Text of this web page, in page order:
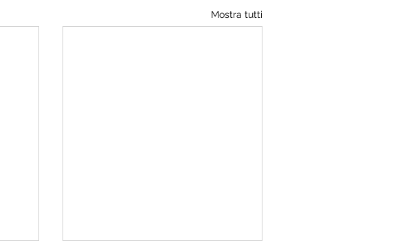
Mostra tutti